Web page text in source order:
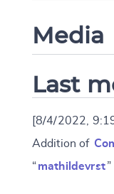
Media
Last
[8/4/2022,
Addition of
“mathildevrst”